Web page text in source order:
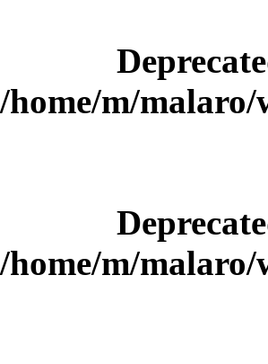
/home/m/malaro/
/home/m/malaro/